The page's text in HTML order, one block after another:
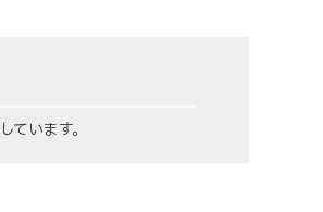
います。